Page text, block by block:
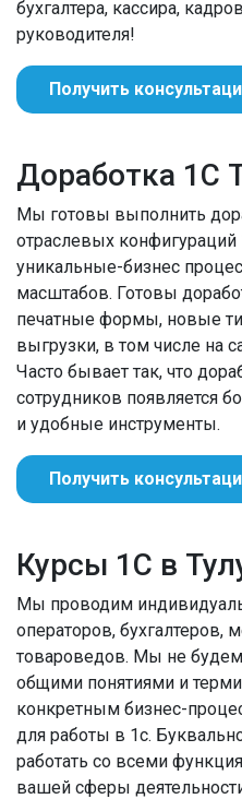
бухгалтера, кассира,
руководителя!
Получить
Доработка 1С
Мы готовы выполнить
отраслевых
уникальные-бизнес
масштабов. Готовы
печатные формы, новые
выгрузки, в том числе на
Часто бывает так, что
сотрудников появляется
и удобные инструменты.
Получить
Курсы 1С в
Мы проводим
операторов, бухгалтеров,
товароведов. Мы не будем
общими понятиями и
конкретным бизнес-
для работы в 1с.
работать со всеми
вашей сферы